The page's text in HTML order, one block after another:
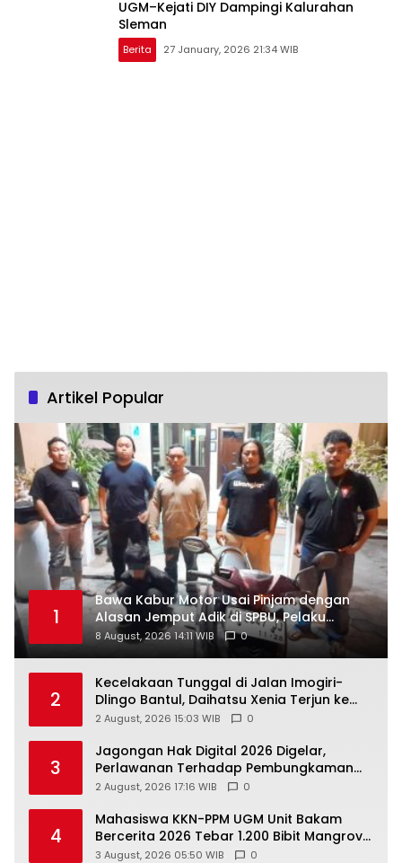
UGM–Kejati DIY Dampingi Kalurahan
Sleman
Berita 27 January, 2026 21:34 WIB
Artikel Popular
1
Bawa Kabur Motor Usai Pinjam dengan
Alasan Jemput Adik di SPBU, Pelaku
Ditangkap Saat COD
8 August, 2026 14:11 WIB 0
2
Kecelakaan Tunggal di Jalan Imogiri-
Dlingo Bantul, Daihatsu Xenia Terjun ke
Jurang
2 August, 2026 15:03 WIB 0
3
Jagongan Hak Digital 2026 Digelar,
Perlawanan Terhadap Pembungkaman
Media Digital
2 August, 2026 17:16 WIB 0
4
Mahasiswa KKN-PPM UGM Unit Bakam
Bercerita 2026 Tebar 1.200 Bibit Mangrove
di Sungai Air Layang
3 August, 2026 05:50 WIB 0